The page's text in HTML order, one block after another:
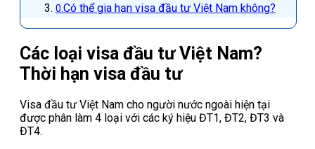
Có thể gia hạn visa đầu tư Việt Nam không?
Các loại visa đầu tư Việt Nam?
Thời hạn visa đầu tư
Visa đầu tư Việt Nam cho người nước ngoài hiện tại
được phân làm 4 loại với các ký hiệu ĐT1, ĐT2, ĐT3 và
ĐT4.